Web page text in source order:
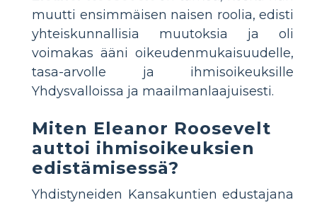
muutti ensimmäisen naisen roolia, edisti
yhteiskunnallisia muutoksia ja oli
voimakas ääni oikeudenmukaisuudelle,
tasa-arvolle ja ihmisoikeuksille
Yhdysvalloissa ja maailmanlaajuisesti.
Miten Eleanor Roosevelt
auttoi ihmisoikeuksien
edistämisessä?
Yhdistyneiden Kansakuntien edustajana